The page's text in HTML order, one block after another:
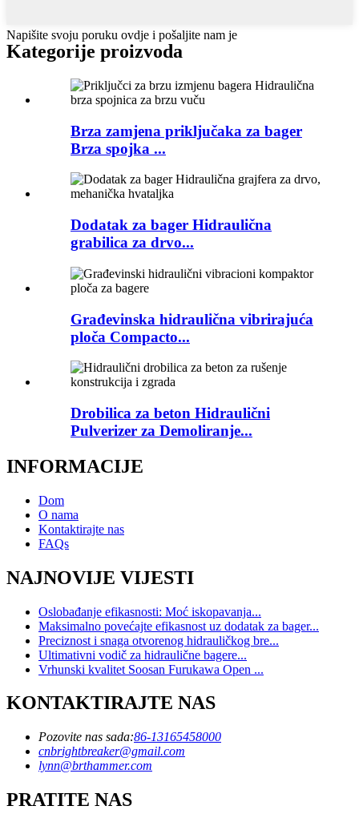
Napišite svoju poruku ovdje i pošaljite nam je
Kategorije proizvoda
Brza zamjena priključaka za bager
Brza spojka ...
Dodatak za bager Hidraulična
grabilica za drvo...
Građevinska hidraulična vibrirajuća
ploča Compacto...
Drobilica za beton Hidraulični
Pulverizer za Demoliranje...
INFORMACIJE
Dom
O nama
Kontaktirajte nas
FAQs
NAJNOVIJE VIJESTI
Oslobađanje efikasnosti: Moć iskopavanja...
Maksimalno povećajte efikasnost uz dodatak za bager...
Preciznost i snaga otvorenog hidrauličkog bre...
Ultimativni vodič za hidraulične bagere...
Vrhunski kvalitet Soosan Furukawa Open ...
KONTAKTIRAJTE NAS
Pozovite nas sada:86-13165458000
cnbrightbreaker@gmail.com
lynn@brthammer.com
PRATITE NAS